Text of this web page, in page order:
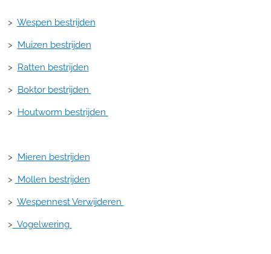
> Wespen bestrijden
> Muizen bestrijden
> Ratten bestrijden
> Boktor bestrijden
> Houtworm bestrijden
> Mieren bestrijden
> Mollen bestrijden
> Wespennest Verwijderen
> Vogelwering